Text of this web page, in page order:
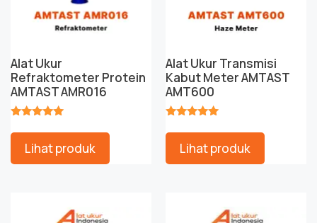
Alat Ukur
Refraktometer Protein
AMTAST AMR016
Lihat produk
Alat Ukur Transmisi
Kabut Meter AMTAST
AMT600
Lihat produk